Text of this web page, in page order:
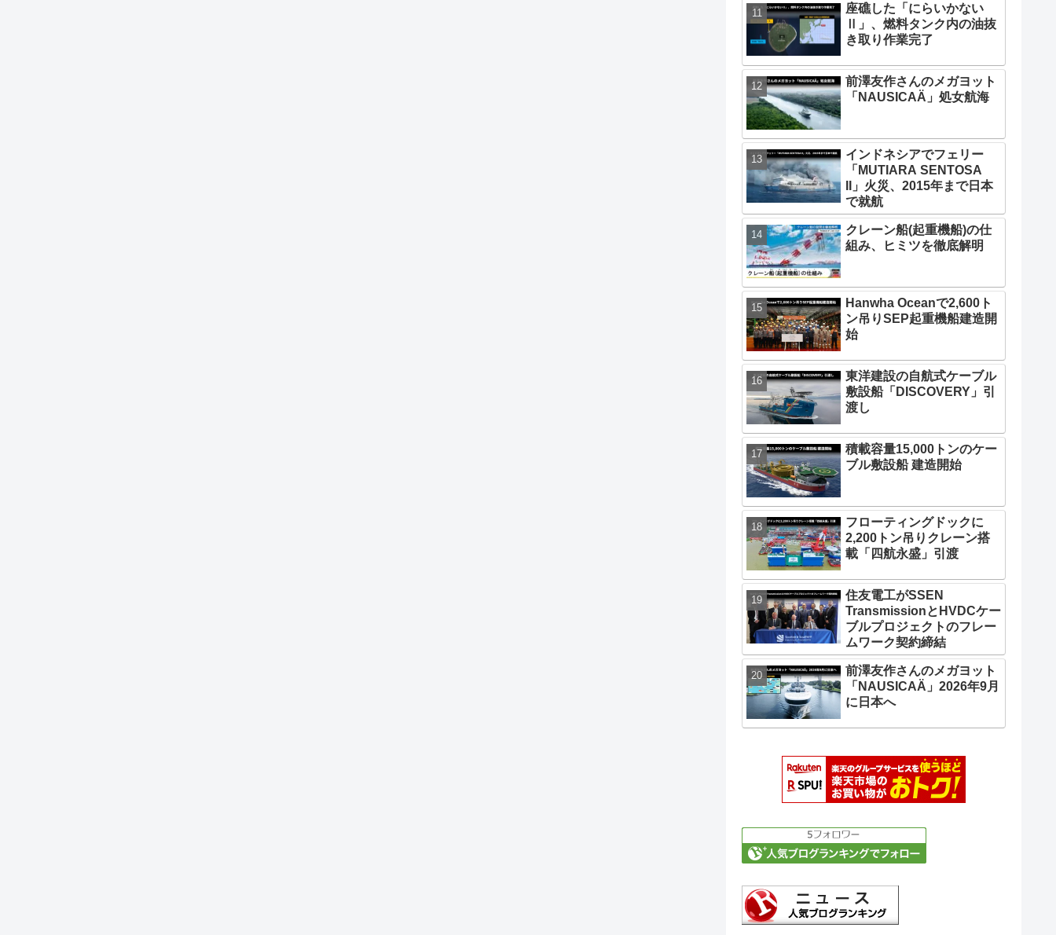
座礁した「にらいかない
Ⅱ」、燃料タンク内の油抜
き取り作業完了
前澤友作さんのメガヨット
「NAUSICAÄ」処女航海
インドネシアでフェリー
「MUTIARA SENTOSA
II」火災、2015年まで日本
で就航
クレーン船(起重機船)の仕
組み、ヒミツを徹底解明
Hanwha Oceanで2,600ト
ン吊りSEP起重機船建造開
始
東洋建設の自航式ケーブル
敷設船「DISCOVERY」引
渡し
積載容量15,000トンのケー
ブル敷設船 建造開始
フローティングドックに
2,200トン吊りクレーン搭
載「四航永盛」引渡
住友電工がSSEN
TransmissionとHVDCケー
ブルプロジェクトのフレー
ムワーク契約締結
前澤友作さんのメガヨット
「NAUSICAÄ」2026年9月
に日本へ